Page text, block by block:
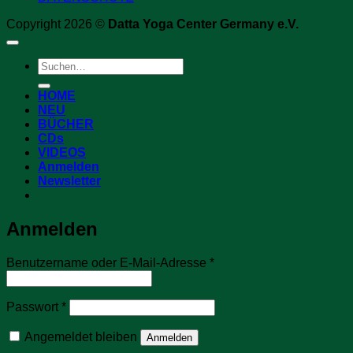
Copyright 2026 © Datta Yoga Center Germany e.V.
Suchen
nach:
HOME
NEU
BÜCHER
CDs
VIDEOS
Anmelden
Newsletter
Anmelden
Benutzername oder E-Mail-Adresse *Erforderlich
Passwort *Erforderlich
Angemeldet bleiben Anmelden